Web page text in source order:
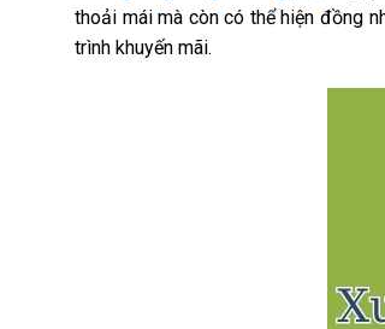
thoải mái mà còn có thể hiện đồng
trình khuyến mãi.